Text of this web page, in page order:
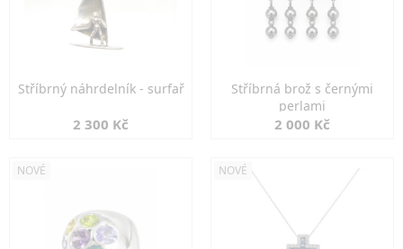
Stříbrný náhrdelník - surfař
2 300 Kč
Stříbrná brož s černými
perlami
2 000 Kč
NOVÉ NOVÉ